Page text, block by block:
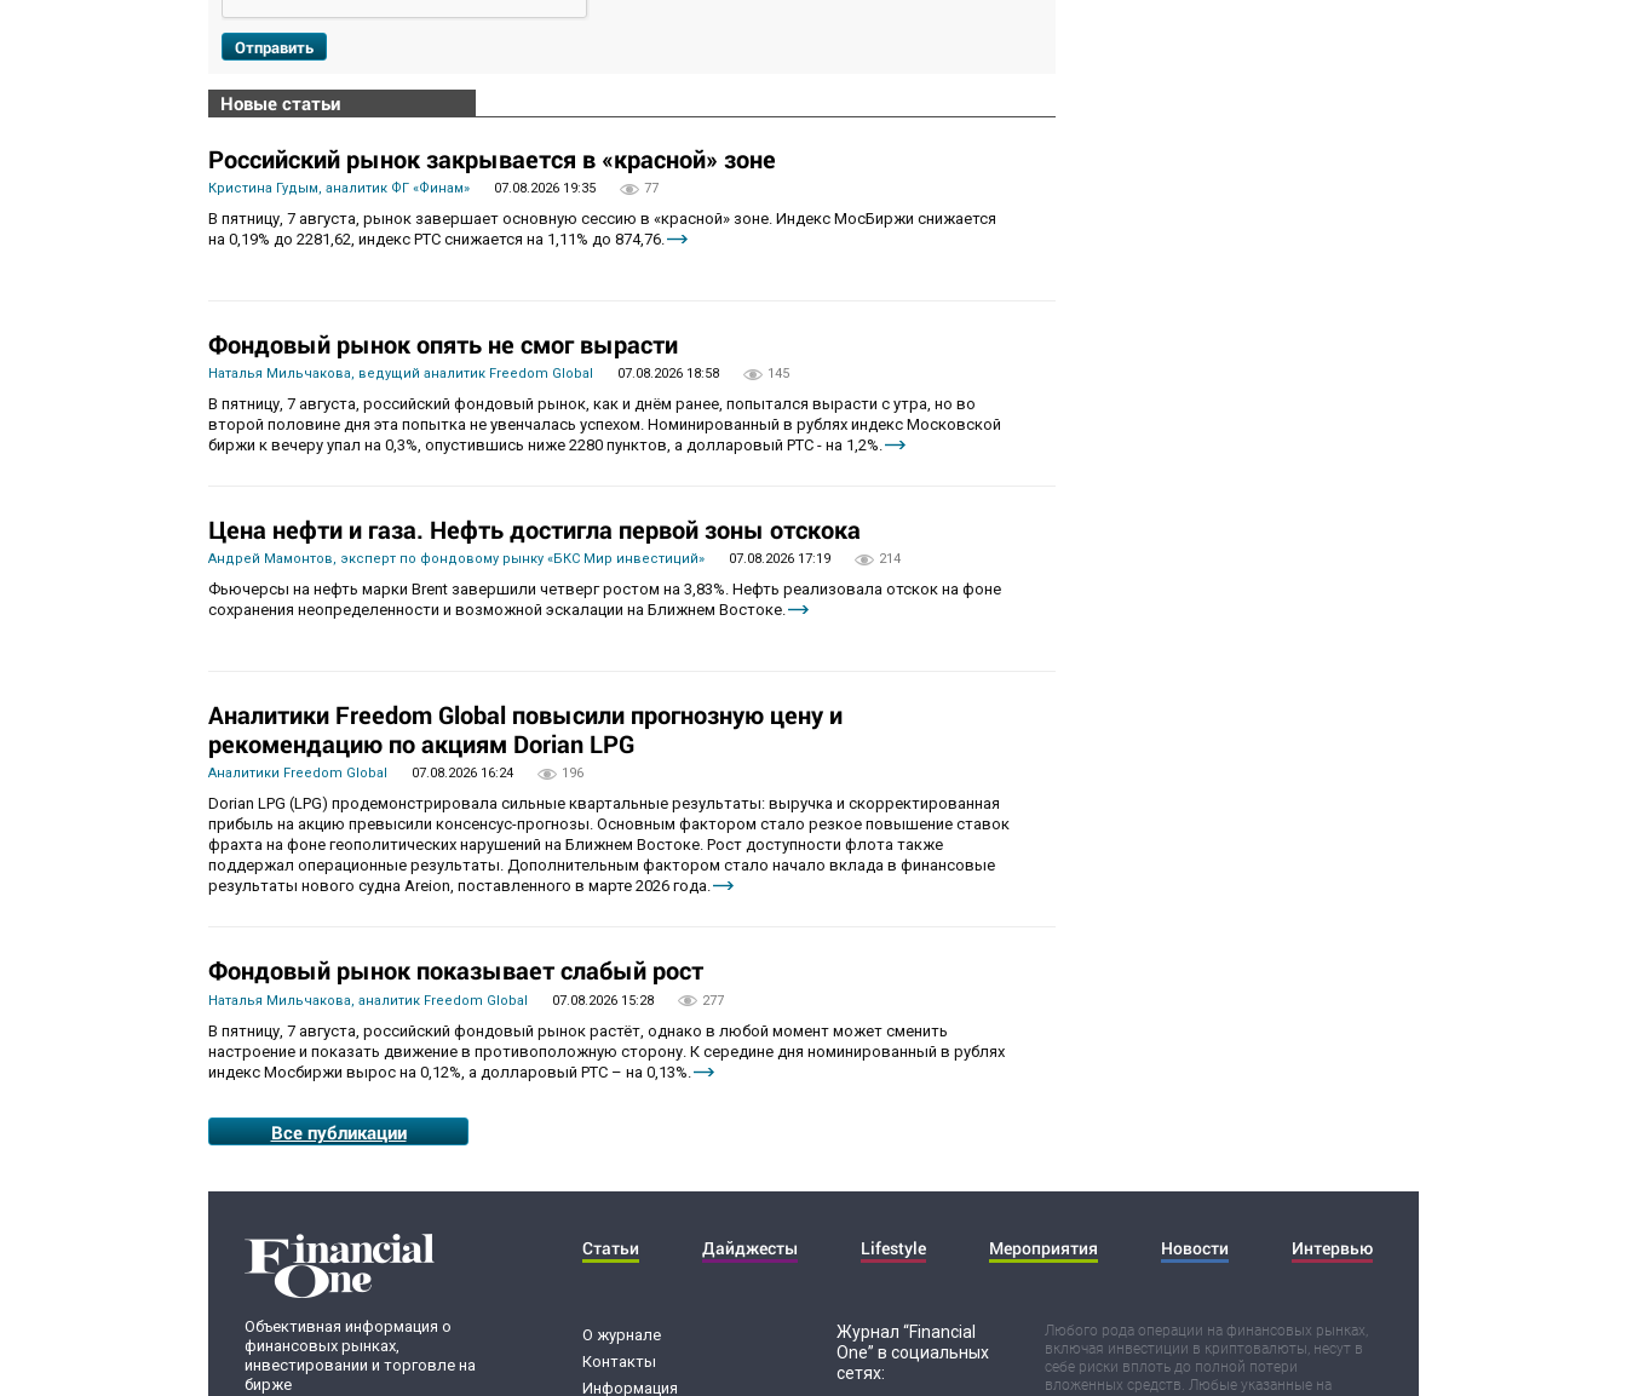
Отправить
Новые статьи
Российский рынок закрывается в «красной» зоне
Кристина Гудым, аналитик ФГ «Финам» 07.08.2026 19:35 77
В пятницу, 7 августа, рынок завершает основную сессию в «красной» зоне. Индекс МосБиржи снижается
на 0,19% до 2281,62, индекс РТС снижается на 1,11% до 874,76.
Фондовый рынок опять не смог вырасти
Наталья Мильчакова, ведущий аналитик Freedom Global 07.08.2026 18:58 145
В пятницу, 7 августа, российский фондовый рынок, как и днём ранее, попытался вырасти с утра, но во
второй половине дня эта попытка не увенчалась успехом. Номинированный в рублях индекс Московской
биржи к вечеру упал на 0,3%, опустившись ниже 2280 пунктов, а долларовый РТС - на 1,2%.
Цена нефти и газа. Нефть достигла первой зоны отскока
Андрей Мамонтов, эксперт по фондовому рынку «БКС Мир инвестиций» 07.08.2026 17:19 214
Фьючерсы на нефть марки Brent завершили четверг ростом на 3,83%. Нефть реализовала отскок на фоне
сохранения неопределенности и возможной эскалации на Ближнем Востоке.
Аналитики Freedom Global повысили прогнозную цену и
рекомендацию по акциям Dorian LPG
Аналитики Freedom Global 07.08.2026 16:24 196
Dorian LPG (LPG) продемонстрировала сильные квартальные результаты: выручка и скорректированная
прибыль на акцию превысили консенсус-прогнозы. Основным фактором стало резкое повышение ставок
фрахта на фоне геополитических нарушений на Ближнем Востоке. Рост доступности флота также
поддержал операционные результаты. Дополнительным фактором стало начало вклада в финансовые
результаты нового судна Areion, поставленного в марте 2026 года.
Фондовый рынок показывает слабый рост
Наталья Мильчакова, аналитик Freedom Global 07.08.2026 15:28 277
В пятницу, 7 августа, российский фондовый рынок растёт, однако в любой момент может сменить
настроение и показать движение в противоположную сторону. К середине дня номинированный в рублях
индекс Мосбиржи вырос на 0,12%, а долларовый РТС – на 0,13%.
Все публикации
Объективная информация о
финансовых рынках,
инвестировании и торговле на
бирже
Статьи Дайджесты Lifestyle Мероприятия Новости Интервью
О журнале
Контакты
Информация
Журнал “Financial
One” в социальных
сетях:
Любого рода операции на финансовых рынках,
включая инвестиции в криптовалюты, несут в
себе риски вплоть до полной потери
вложенных средств. Любые указанные на